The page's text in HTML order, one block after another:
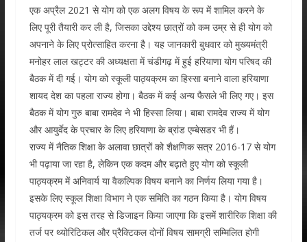
एक अप्रैल 2021 से योग को एक अलग विषय के रूप में शामिल करने के
लिए पूरी तैयारी कर ली है, जिसका उद्देश्य छात्रों को कम उम्र से ही योग को
अपनाने के लिए प्रोत्साहित करना है। यह जानकारी बुधवार को मुख्यमंत्री
मनोहर लाल खट्टर की अध्यक्षता में चंडीगढ़ में हुई हरियाणा योग परिषद की
बैठक में दी गई। योग को स्कूली पाठ्यक्रम का हिस्सा बनाने वाला हरियाणा
शायद देश का पहला राज्य होगा। बैठक में कई अन्य फैसले भी लिए गए। इस
बैठक में योग गुरु बाबा रामदेव ने भी हिस्सा लिया। बाबा रामदेव राज्य में योग
और आयुर्वेद के प्रचार के लिए हरियाणा के ब्रांड एम्बेसडर भी हैं।
राज्य में नैतिक शिक्षा के अलावा छात्रों को शैक्षणिक सत्र 2016-17 से योग
भी पढ़ाया जा रहा है, लेकिन एक कदम और बढ़ाते हुए योग को स्कूली
पाठ्यक्रम में अनिवार्य या वैकल्पिक विषय बनाने का निर्णय लिया गया है।
इसके लिए स्कूल शिक्षा विभाग ने एक समिति का गठन किया है। योग विषय
पाठ्यक्रम को इस तरह से डिजाइन किया जाएगा कि इसमें शारीरिक शिक्षा की
तर्ज पर थ्योरिटिकल और प्रैक्टिकल दोनों विषय सामग्री सम्मिलित होगी